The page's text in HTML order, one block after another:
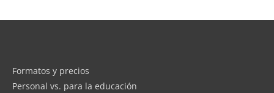
Formatos y precios
Personal vs. para la educación